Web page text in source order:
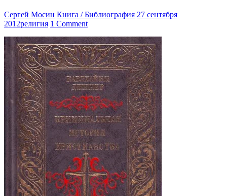
Сергей Мосин Книга / Библиография 27 сентября
2012религия 1 Comment